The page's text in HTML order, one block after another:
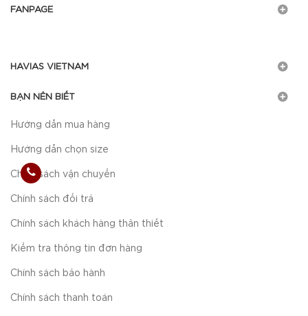
FANPAGE
HAVIAS VIETNAM
BẠN NÊN BIẾT
Hướng dẫn mua hàng
Hướng dẫn chọn size
Chính sách vận chuyển
Chính sách đổi trả
Chính sách khách hàng thân thiết
Kiểm tra thông tin đơn hàng
Chính sách bảo hành
Chính sách thanh toán